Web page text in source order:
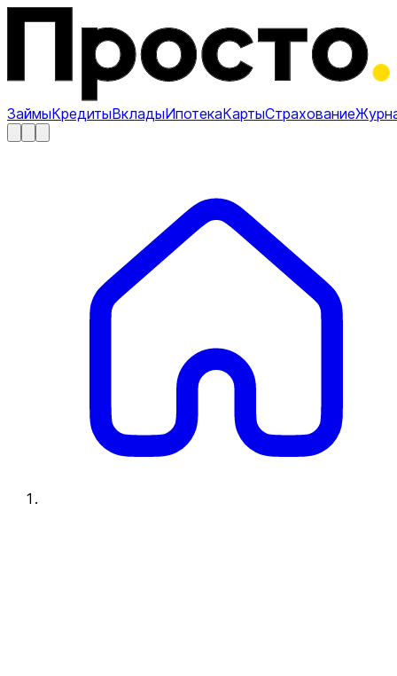
ЗаймыКредитыВкладыИпотекаКартыСтрахование